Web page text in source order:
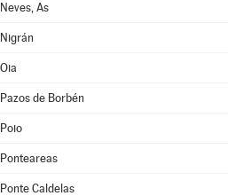
Neves, As
Nigrán
Oia
Pazos de Borbén
Poio
Ponteareas
Ponte Caldelas